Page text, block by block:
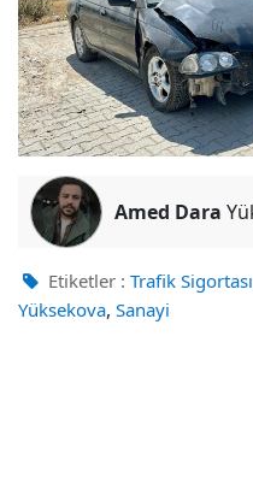
Amed Dara
Etiketler : Trafik Sigortası
Yüksekova, Sanayi